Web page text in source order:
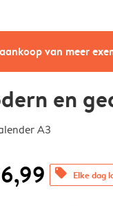
van meer
en
A3
offers Elke dag